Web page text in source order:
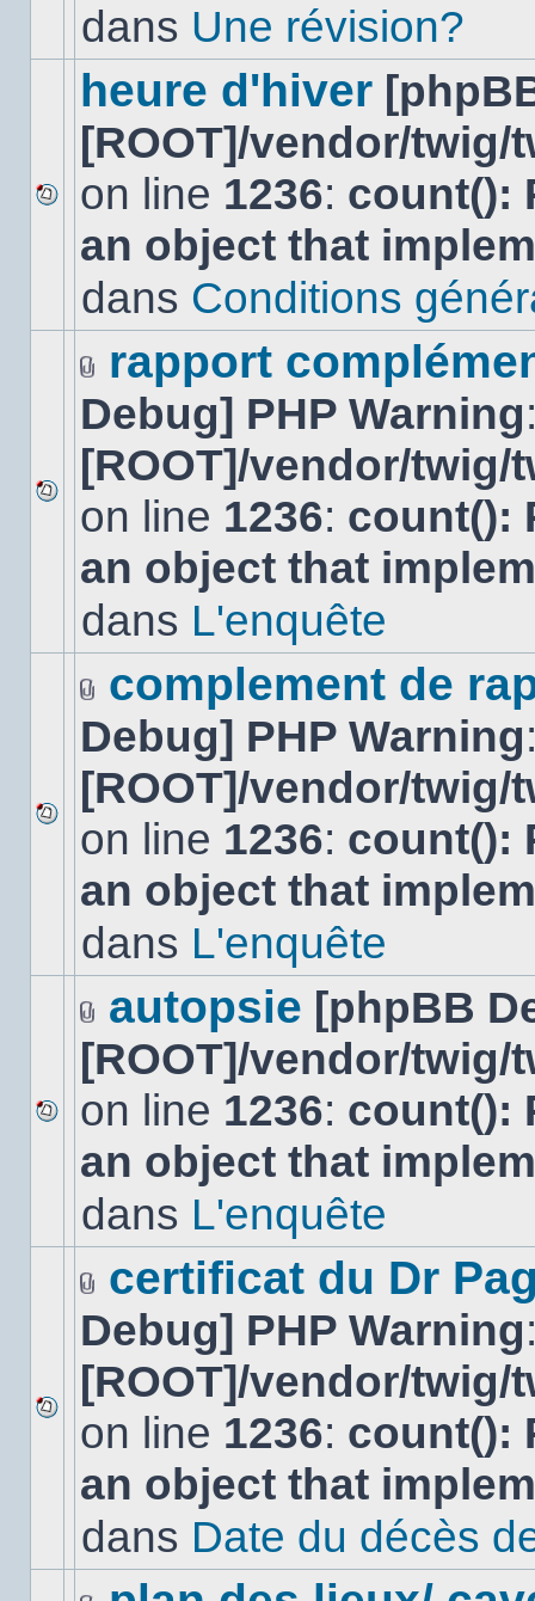
dans
sujet.
dans Une révision?
Aucun
nouveau
message
sujet.
heure d'hiver
[ROOT]/vendor/
on line 1236: count():
an object that
dans Conditions
Aucun
nouveau
message
non-
dans
Fichier(s)
joint(s)
rapport
Debug] PHP Warning
[ROOT]/vendor/
on line 1236: count():
an object that
dans L'enquête
Aucun
nouveau
message
non-
dans
joint(s)
complement de
Debug] PHP Warning
[ROOT]/vendor/
on line 1236: count():
an object that
dans L'enquête
Aucun
nouveau
message
sujet.
joint(s)
autopsie [phpBB
[ROOT]/vendor/
on line 1236: count():
an object that
dans L'enquête
Aucun
nouveau
message
non-
dans
joint(s)
certificat du Dr
Debug] PHP Warning
[ROOT]/vendor/
on line 1236: count():
an object that
dans Date du décès